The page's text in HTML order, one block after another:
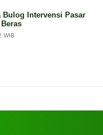
Bulog Intervensi Pasar
WIB